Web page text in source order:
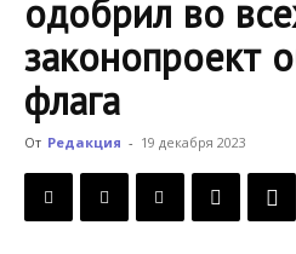
Новости
Кыргызстана
одобрил во
законопроект
флага
От Редакция - 19 декабря 2023